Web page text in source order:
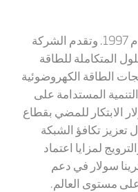
وتقدم الشركة
المتكاملة للطاقة
الطاقة الكهروضوئية
المستدامة على
الابتكار للمضي بقطاع
تعزيز تكافؤ الشبكة
لمزايا اعتماد
سولار في دعم
مستوى العالم.